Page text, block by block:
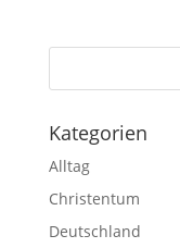
Kategorien
Alltag
Christentum
Deutschland